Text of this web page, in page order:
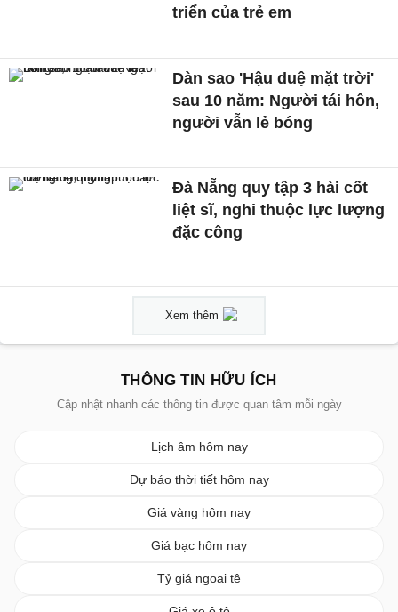
triển của trẻ em
Dàn sao 'Hậu duệ mặt trời'
sau 10 năm: Người tái hôn,
người vẫn lẻ bóng
Đà Nẵng quy tập 3 hài cốt
liệt sĩ, nghi thuộc lực lượng
đặc công
Xem thêm
THÔNG TIN HỮU ÍCH
Cập nhật nhanh các thông tin được quan tâm mỗi ngày
Lịch âm hôm nay
Dự báo thời tiết hôm nay
Giá vàng hôm nay
Giá bạc hôm nay
Tỷ giá ngoại tệ